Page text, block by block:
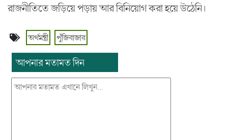
রাজনীতিতে জড়িয়ে পড়ায় আর বিনিয়োগ করা হয়ে উঠেনি।
অর্থমন্ত্রী পুঁজিবাজার
আপনার মতামত দিন